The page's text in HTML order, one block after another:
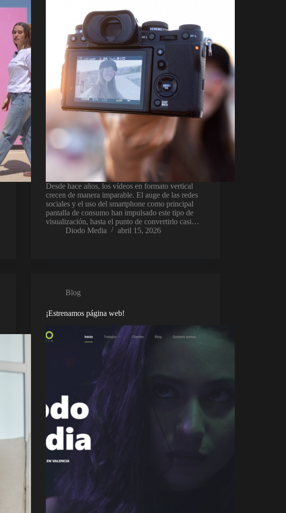
Desde hace años, los vídeos en formato vertical
crecen de manera imparable. El auge de las redes
sociales y el uso del smartphone como principal
pantalla de consumo han impulsado este tipo de
visualización, hasta el punto de convertirlo casi…
Diodo Media
abril 15, 2026
Blog
¡Estrenamos página web!